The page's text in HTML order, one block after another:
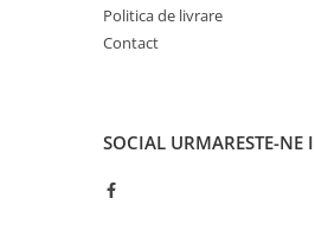
Politica de livrare
Contact
SOCIAL URMARESTE-